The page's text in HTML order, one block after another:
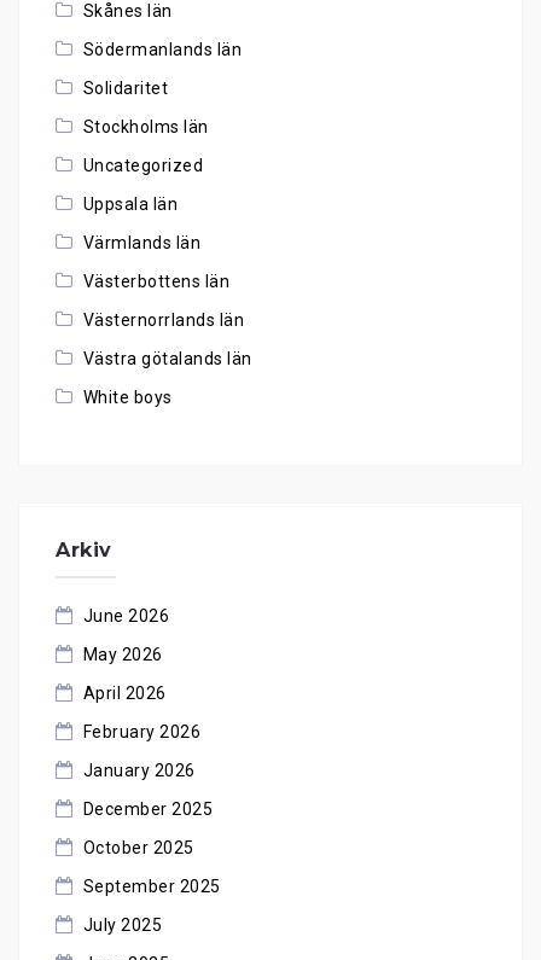
Skånes län
Södermanlands län
Solidaritet
Stockholms län
Uncategorized
Uppsala län
Värmlands län
Västerbottens län
Västernorrlands län
Västra götalands län
White boys
Arkiv
June 2026
May 2026
April 2026
February 2026
January 2026
December 2025
October 2025
September 2025
July 2025